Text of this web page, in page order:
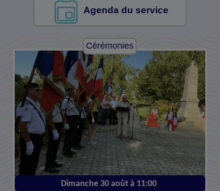
Agenda du service
Cérémonies
Dimanche 30 août à 11:00
Solidarité
Dimanche 27 septembre de 08:00 à 17:00